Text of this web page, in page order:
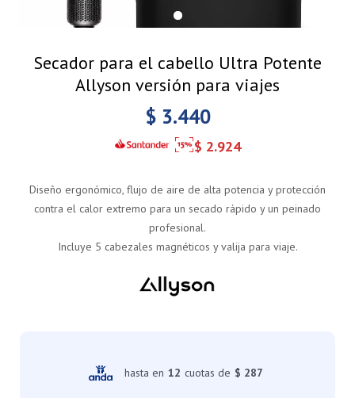
Secador para el cabello Ultra Potente
Allyson versión para viajes
$ 3.440
$ 2.924
Diseño ergonómico, flujo de aire de alta potencia y protección
contra el calor extremo para un secado rápido y un peinado
profesional.
Incluye 5 cabezales magnéticos y valija para viaje.
hasta en 12 cuotas de $ 287